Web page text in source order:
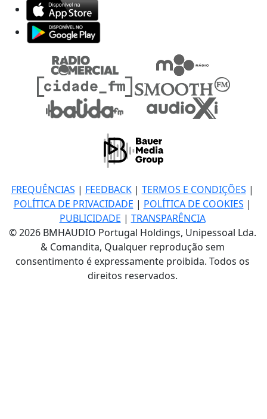
FREQUÊNCIAS | FEEDBACK| TERMOS E CONDIÇÕES |
POLÍTICA DE PRIVACIDADE | POLÍTICA DE COOKIES |
PUBLICIDADE | TRANSPARÊNCIA
© 2026 BMHAUDIO Portugal Holdings, Unipessoal Lda.
& Comandita, Qualquer reprodução sem
consentimento é expressamente proibida. Todos os
direitos reservados.